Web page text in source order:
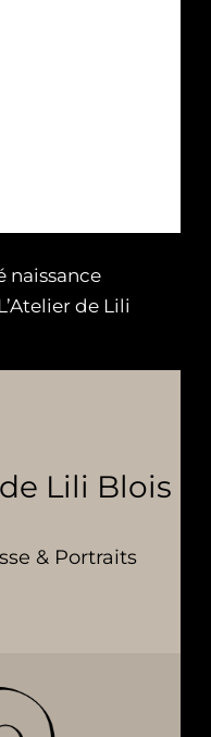
naissance
de Lili
Lili Blois
& Portraits